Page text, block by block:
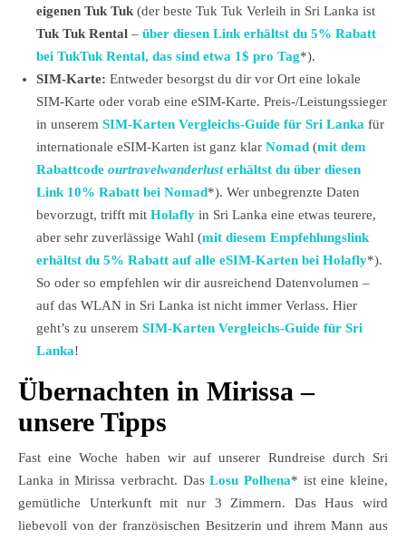
eigenen Tuk Tuk(der beste Tuk Tuk Verleih in Sri Lanka ist
Tuk Tuk Rental – über diesen Link erhältst du 5% Rabatt
bei TukTuk Rental, das sind etwa 1$ pro Tag*).
SIM-Karte: Entweder besorgst du dir vor Ort eine lokale
SIM-Karte oder vorab eine eSIM-Karte. Preis-/Leistungssieger
in unserem SIM-Karten Vergleichs-Guide für Sri Lanka für
internationale eSIM-Karten ist ganz klar Nomad (mit dem
Rabattcode ourtravelwanderlusterhältst du über diesen
Link 10% Rabatt bei Nomad*). Wer unbegrenzte Daten
bevorzugt, trifft mit Holafly in Sri Lanka eine etwas teurere,
aber sehr zuverlässige Wahl (mit diesem Empfehlungslink
erhältst du 5% Rabatt auf alle eSIM-Karten bei Holafly*).
So oder so empfehlen wir dir ausreichend Datenvolumen –
auf das WLAN in Sri Lanka ist nicht immer Verlass. Hier
geht’s zu unserem SIM-Karten Vergleichs-Guide für Sri
Lanka!
Übernachten in Mirissa –
unsere Tipps
Fast eine Woche haben wir auf unserer Rundreise durch Sri
Lanka in Mirissa verbracht. DasLosu Polhena* ist eine kleine,
gemütliche Unterkunft mit nur 3 Zimmern. Das Haus wird
liebevoll von der französischen Besitzerin und ihrem Mann aus